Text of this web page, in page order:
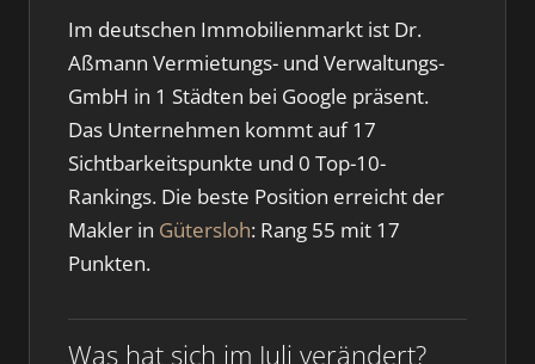
Im deutschen Immobilienmarkt ist Dr.
Aßmann Vermietungs- und Verwaltungs-
GmbH in 1 Städten bei Google präsent.
Das Unternehmen kommt auf 17
Sichtbarkeitspunkte und 0 Top-10-
Rankings. Die beste Position erreicht der
Makler in Gütersloh: Rang 55 mit 17
Punkten.
Was hat sich im Juli verändert?